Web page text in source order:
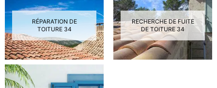
RÉPARATION DE
TOITURE 34
RECHERCHE DE FUITE
DE TOITURE 34